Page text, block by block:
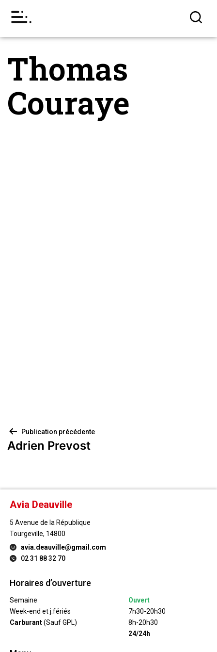
Thomas
Couraye
Publication précédente
Adrien Prevost
Avia Deauville
5 Avenue de la République
Tourgeville, 14800
avia.deauville@gmail.com
02 31 88 32 70
Horaires d’ouverture
Semaine
Week-end et j.fériés
Carburant(Sauf GPL)
Ouvert
7h30-20h30
8h-20h30
24/24h